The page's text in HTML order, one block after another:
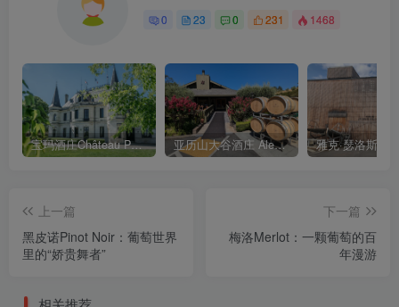
0 23 0 231 1468
宝玛酒庄Château Palmer 亚历山大谷酒庄 Alexander Valley Vineyards
上一篇
黑皮诺Pinot Noir：葡萄世界
里的“娇贵舞者”
下一篇
梅洛Merlot：一颗葡萄的百
年漫游